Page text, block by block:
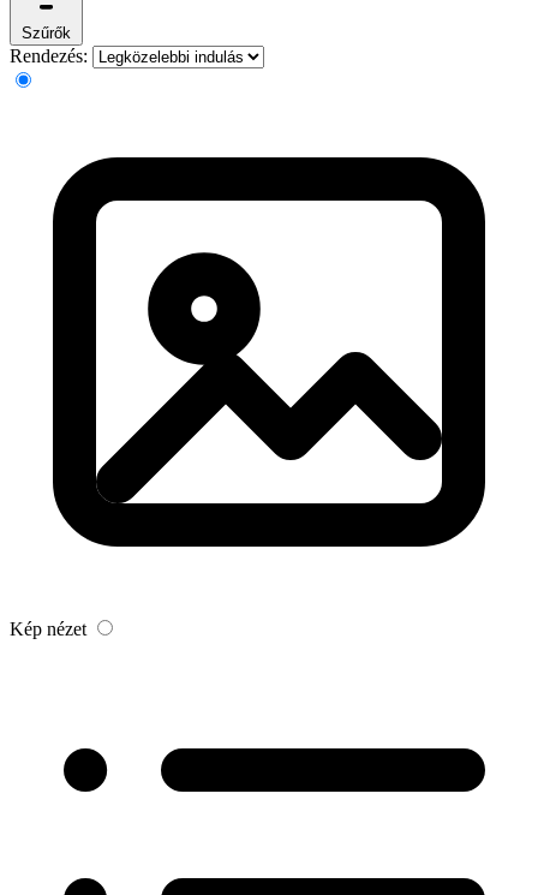
Szűrők
Rendezés:
Kép nézet